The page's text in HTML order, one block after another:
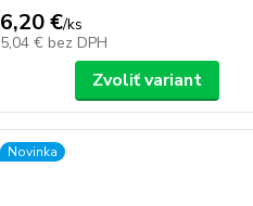
6,20 €/ks
5,04 € bez DPH
Zvoliť variant
Novinka